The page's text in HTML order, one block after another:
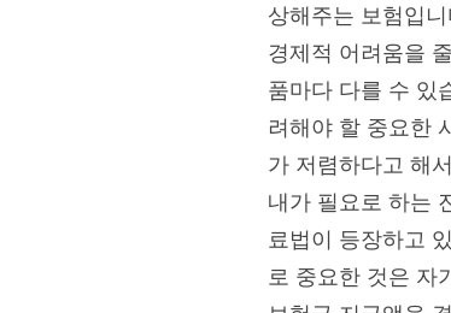
상해주는 보험입
경제적 어려움을
품마다 다를 수 있
려해야 할 중요한
가 저렴하다고 해
내가 필요로 하는
료법이 등장하고
로 중요한 것은 자